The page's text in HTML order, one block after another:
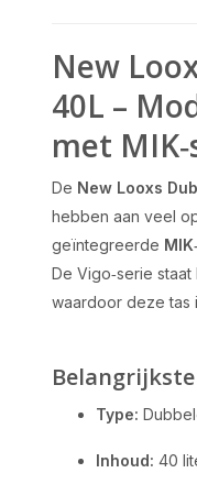
New
40L –
met
De New Looxs
hebben aan veel
geïntegreerde
De Vigo‑serie
waardoor deze tas
Type:
Inhoud: 40